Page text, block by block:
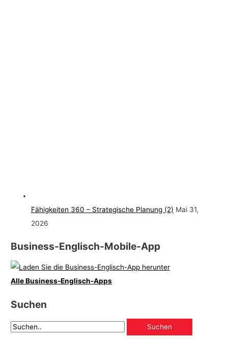
Fähigkeiten 360 – Strategische Planung (2) Mai 31,
2026
Business-Englisch-Mobile-App
Alle Business-Englisch-Apps
Suchen